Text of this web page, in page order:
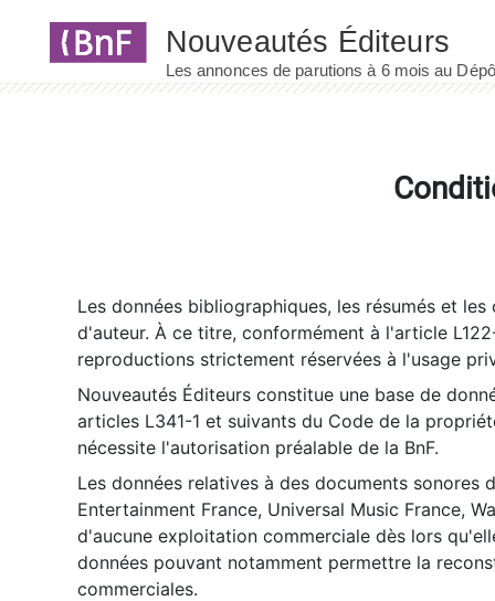
Les données bibliographiques, les résumés et
d'auteur. À ce titre, conformément à l'article
reproductions strictement réservées à l'usage
Nouveautés Éditeurs constitue une base de
articles L341-1 et suivants du Code de la
nécessite l'autorisation préalable de la BnF.
Les données relatives à des documents sonores
Entertainment France, Universal Music France,
d'aucune exploitation commerciale dès lors
données pouvant notamment permettre la
commerciales.